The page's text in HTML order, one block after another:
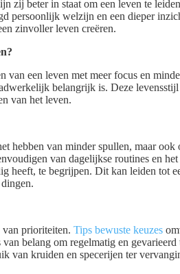
zij beter in staat om een leven te
persoonlijk welzijn en een dieper
zinvoller leven creëren.
van een leven met meer focus en
belangrijk is. Deze
van het leven.
hebben van minder spullen, maar ook
van dagelijkse routines en
heeft, te begrijpen. Dit kan leiden tot
van prioriteiten. Tips bewuste keuzes
belang om regelmatig en gevarieerd
van kruiden en specerijen ter